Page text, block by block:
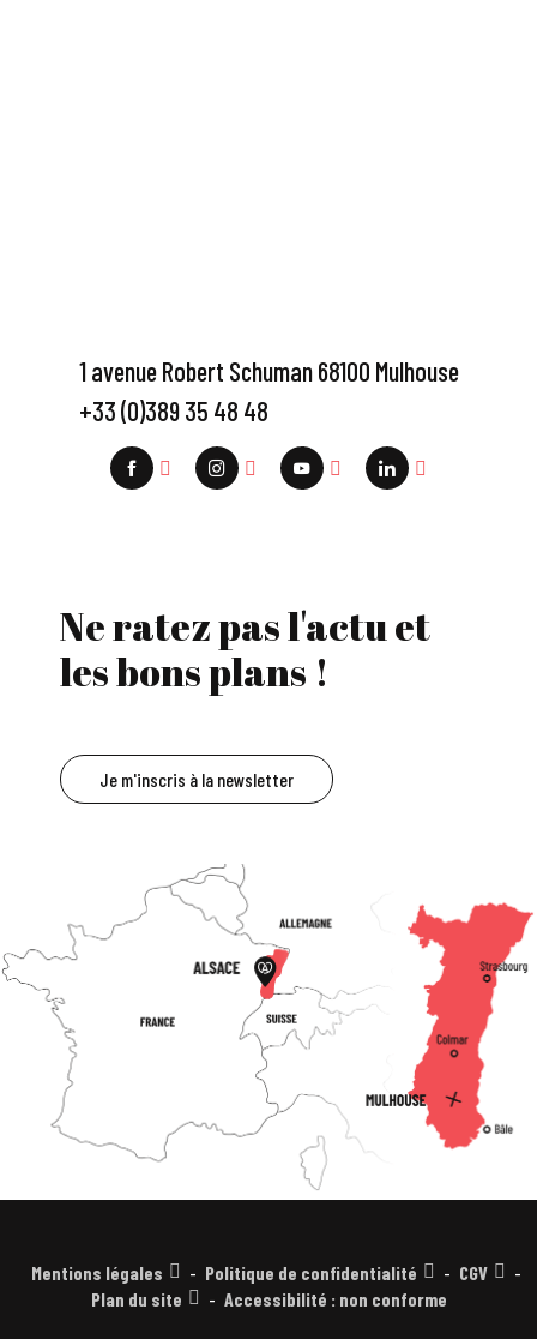
1 avenue Robert Schuman 68100 Mulhouse
+33 (0)389 35 48 48
Ne ratez pas l'actu et
les bons plans !
Je m'inscris à la newsletter
Mentions légales Politique de confidentialité
CGV
Plan du site
Accessibilité : non conforme